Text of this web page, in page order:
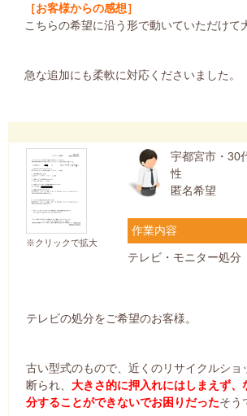
［お客様からの感想］
こちらの希望に沿う形で動いていただけて
急な追加にも柔軟に対応くださいました。
※クリックで拡大
宇都宮市・30
性
匿名希望
作業内容
テレビ・モニター処分
テレビの処分をご希望のお客様。
古い型式のもので、近くのリサイクルショ
断られ、 大きさ的に押入れにはしまえず、
分することができないでお困りだったそう